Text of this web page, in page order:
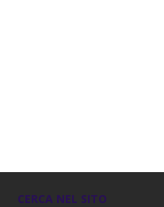
CERCA NEL SITO